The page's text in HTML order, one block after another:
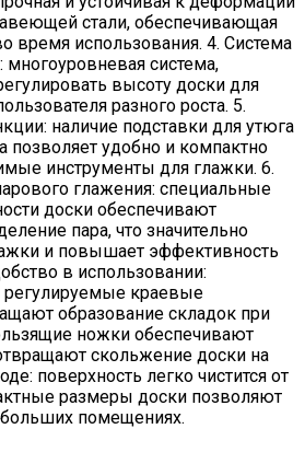
стали, обеспечивающая
время использования. 4. Система
система,
высоту доски для
разного роста. 5.
наличие подставки для утюга
позволяет удобно и компактно
инструменты для глажки. 6.
глажения: специальные
доски обеспечивают
пара, что значительно
и повышает эффективность
в использовании:
регулируемые краевые
образование складок при
ножки обеспечивают
скольжение доски на
поверхность легко чистится от
размеры доски позволяют
помещениях.